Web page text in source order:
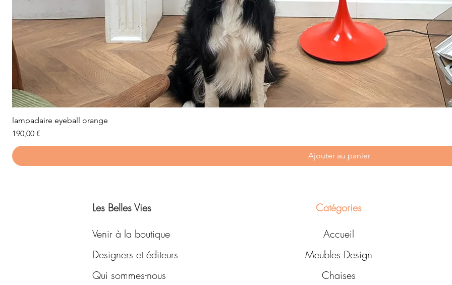
lampadaire eyeball orange
Prix
190,00 €
Ajouter au panier
Les Belles Vies
Venir à la boutique
Designers et éditeurs
Qui sommes-nous
Catégories
Accueil
Meubles Design
Chaises